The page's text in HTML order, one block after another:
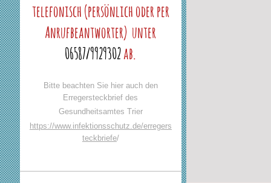
telefonisch (persönlich oder per
Anrufbeantworter) unter
06587/9929302ab.
Bitte beachten Sie hier auch den
Erregersteckbrief des
Gesundheitsamtes Trier
https://www.infektionsschutz.de/erregers
teckbriefe/